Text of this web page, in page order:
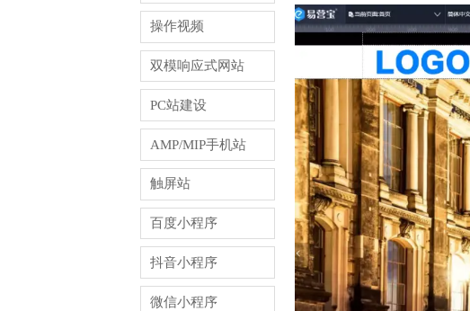
操作视频
双模响应式网站
PC站建设
AMP/MIP手机站
触屏站
百度小程序
抖音小程序
微信小程序